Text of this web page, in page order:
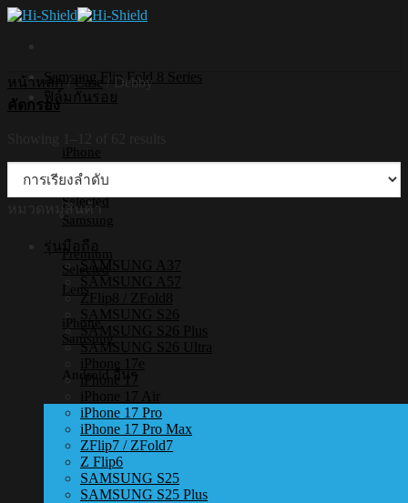
Skip
Samsung Flip Fold 8 Series
ฟิล์มกันรอย
iPhone
Premium
Selected
Samsung
Premium
Selected
Lens
iPhone
Samsung
Android อื่นๆ
หน้าหลัก / Case /Debby
คัดกรอง
หมวดหมู่สินค้า
รุ่นมือถือ
SAMSUNG A37
SAMSUNG A57
ZFlip8 / ZFold8
SAMSUNG S26
SAMSUNG S26 Plus
SAMSUNG S26 Ultra
iPhone 17e
iPhone 17
iPhone 17 Air
iPhone 17 Pro
iPhone 17 Pro Max
ZFlip7 / ZFold7
Z Flip6
SAMSUNG S25
SAMSUNG S25 Plus